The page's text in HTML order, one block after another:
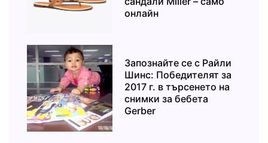
онлайн
Запознайте се с Райли
Шинс: Победителят за
2017 г. в търсенето на
снимки за бебета
Gerber